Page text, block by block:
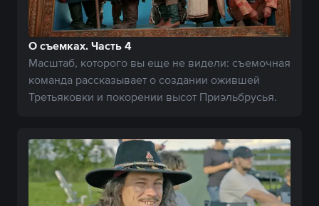
О съемках. Часть 4
Масштаб, которого вы еще не видели: съемочная
команда рассказывает о создании ожившей
Третьяковки и покорении высот Приэльбрусья.